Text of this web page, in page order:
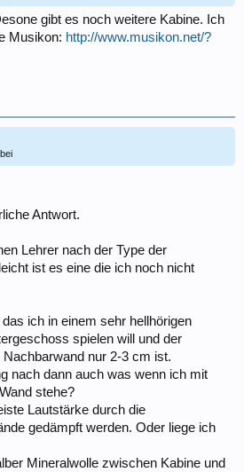
gibt es noch weitere Kabine. Ich
Musikon: http://www.musikon.net/?
Antwort.
Lehrer nach der Type der
ist es eine die ich noch nicht
ich in einem sehr hellhörigen
spielen will und der
nur 2-3 cm ist.
nach dann auch was wenn ich mit
stehe?
Lautstärke durch die
gedämpft werden. Oder liege ich
Mineralwolle zwischen Kabine und